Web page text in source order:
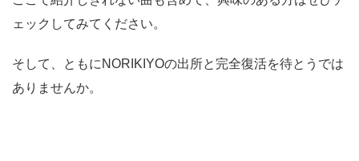
ェックしてみてください。
そして、ともにNORIKIYOの出所と完全復活を待とうでは
ありませんか。